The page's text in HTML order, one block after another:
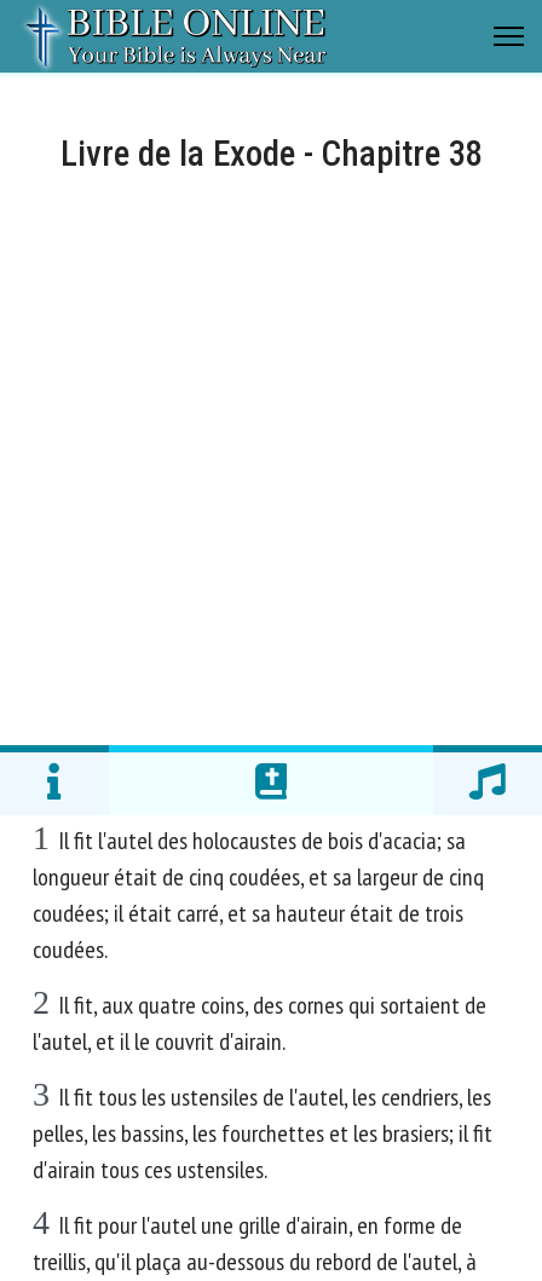
Livre de la Exode - Chapitre 38
1 Il fit l'autel des holocaustes de bois d'acacia; sa
longueur était de cinq coudées, et sa largeur de cinq
coudées; il était carré, et sa hauteur était de trois
coudées.
2 Il fit, aux quatre coins, des cornes qui sortaient de
l'autel, et il le couvrit d'airain.
3 Il fit tous les ustensiles de l'autel, les cendriers, les
pelles, les bassins, les fourchettes et les brasiers; il fit
d'airain tous ces ustensiles.
4 Il fit pour l'autel une grille d'airain, en forme de
treillis, qu'il plaça au-dessous du rebord de l'autel, à